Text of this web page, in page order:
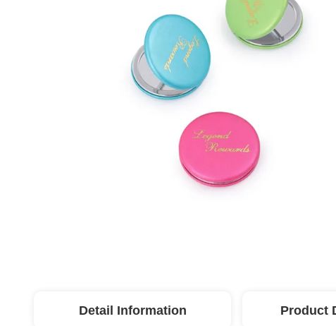
Detail Information Product